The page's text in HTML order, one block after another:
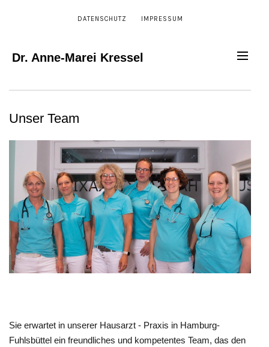
DATENSCHUTZ IMPRESSUM
Dr. Anne-Marei Kressel
Unser Team
Sie erwartet in unserer Hausarzt - Praxis in Hamburg-
Fuhlsbüttel ein freundliches und kompetentes Team, das den